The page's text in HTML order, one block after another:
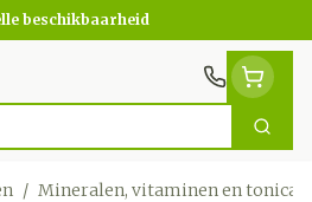
beschikbaarheid
Zoek
/ Mineralen, vitaminen en tonica